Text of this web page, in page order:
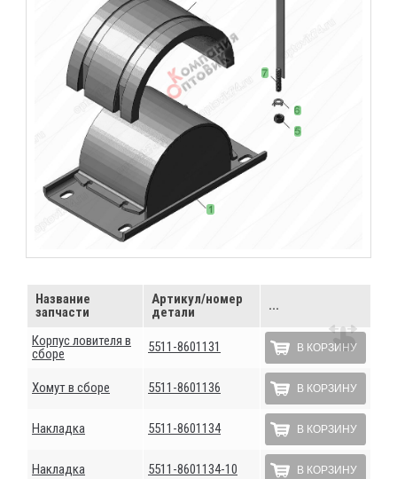
Название
запчасти
Артикул/номер
детали
...
Корпус ловителя в
сборе
5511-8601131 В КОРЗИНУ
Хомут в сборе 5511-8601136 В КОРЗИНУ
Накладка 5511-8601134 В КОРЗИНУ
Накладка 5511-8601134-10 В КОРЗИНУ